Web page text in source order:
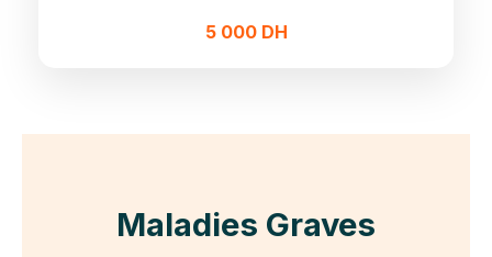
5 000 DH
Maladies Graves